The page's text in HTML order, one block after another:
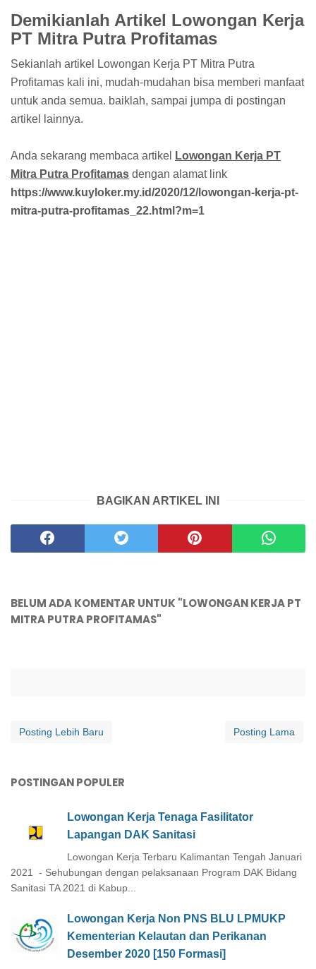
Demikianlah Artikel Lowongan Kerja
PT Mitra Putra Profitamas
Sekianlah artikel Lowongan Kerja PT Mitra Putra
Profitamas kali ini, mudah-mudahan bisa memberi manfaat
untuk anda semua. baiklah, sampai jumpa di postingan
artikel lainnya.
Anda sekarang membaca artikel
Lowongan Kerja PT
Mitra Putra Profitamas dengan alamat link
https://www.kuyloker.my.id/2020/12/lowongan-kerja-pt-
mitra-putra-profitamas_22.html?m=1
BAGIKAN ARTIKEL INI
BELUM ADA KOMENTAR UNTUK "LOWONGAN KERJA PT
MITRA PUTRA PROFITAMAS"
Posting Lebih Baru Posting Lama
POSTINGAN POPULER
Lowongan Kerja Tenaga Fasilitator
Lapangan DAK Sanitasi
Lowongan Kerja Terbaru Kalimantan Tengah Januari
2021 - Sehubungan dengan pelaksanaan Program DAK Bidang
Sanitasi TA 2021 di Kabup...
Lowongan Kerja Non PNS BLU LPMUKP
Kementerian Kelautan dan Perikanan
Desember 2020 [150 Formasi]